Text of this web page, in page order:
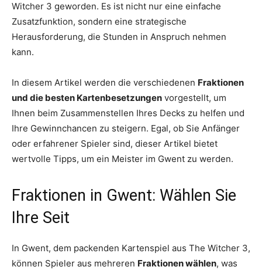
Witcher 3 geworden. Es ist nicht nur eine einfache
Zusatzfunktion, sondern eine strategische
Herausforderung, die Stunden in Anspruch nehmen
kann.
In diesem Artikel werden die verschiedenen Fraktionen
und die besten Kartenbesetzungen vorgestellt, um
Ihnen beim Zusammenstellen Ihres Decks zu helfen und
Ihre Gewinnchancen zu steigern. Egal, ob Sie Anfänger
oder erfahrener Spieler sind, dieser Artikel bietet
wertvolle Tipps, um ein Meister im Gwent zu werden.
Fraktionen in Gwent: Wählen Sie
Ihre Seit
In Gwent, dem packenden Kartenspiel aus The Witcher 3,
können Spieler aus mehreren Fraktionen wählen, was